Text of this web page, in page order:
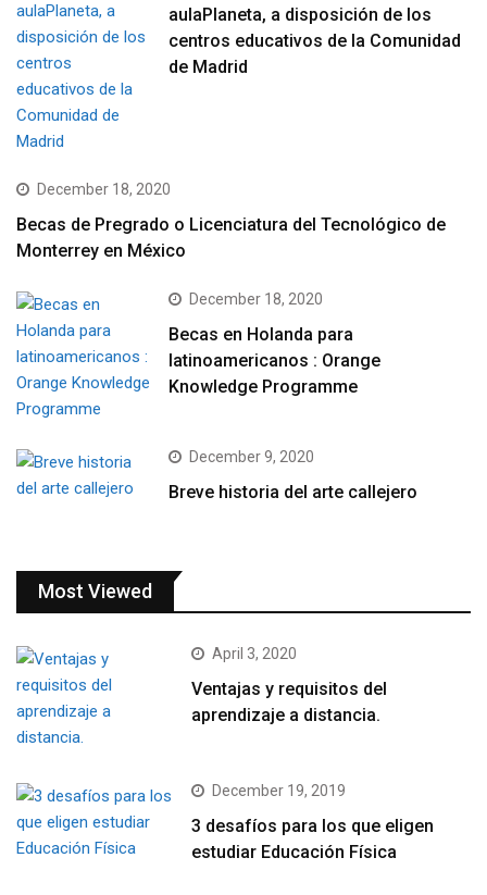
aulaPlaneta, a disposición de los
centros educativos de la Comunidad
de Madrid
December 18, 2020
Becas de Pregrado o Licenciatura del Tecnológico de
Monterrey en México
December 18, 2020
Becas en Holanda para
latinoamericanos : Orange
Knowledge Programme
December 9, 2020
Breve historia del arte callejero
Most Viewed
April 3, 2020
Ventajas y requisitos del
aprendizaje a distancia.
December 19, 2019
3 desafíos para los que eligen
estudiar Educación Física